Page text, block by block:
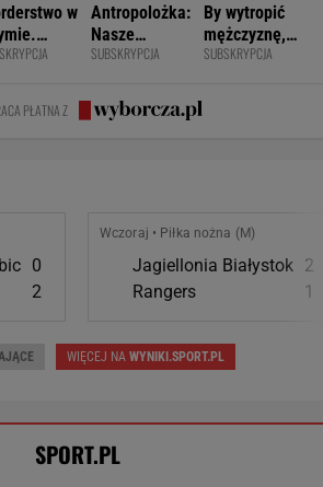
w
życia?
Antropolożka:
Nasze
społeczeństwo
SUBSKRYPCJA
By wytropić
mężczyznę,
nie musi
SUBSKRYPCJA
PŁATNA Z
0
2
Wczoraj • Piłka nożna (M)
Jagiellonia Białystok 2
Rangers
1
WIĘCEJ NA WYNIKI.SPORT.PL
SPORT.PL